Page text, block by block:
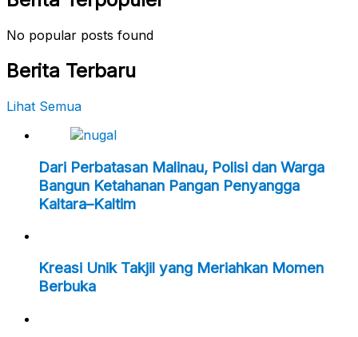
No popular posts found
Berita Terbaru
Lihat Semua
Dari Perbatasan Malinau, Polisi dan Warga
Bangun Ketahanan Pangan Penyangga
Kaltara–Kaltim
Kreasi Unik Takjil yang Meriahkan Momen
Berbuka